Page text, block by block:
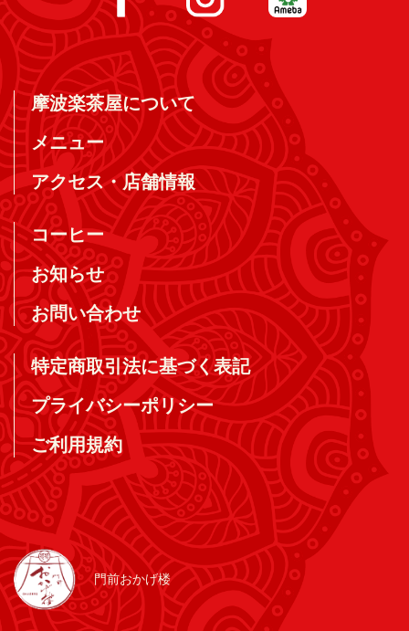
摩波楽茶屋について
メニュー
アクセス・店舗情報
コーヒー
お知らせ
お問い合わせ
特定商取引法に基づく表記
プライバシーポリシー
ご利用規約
門前おかげ楼